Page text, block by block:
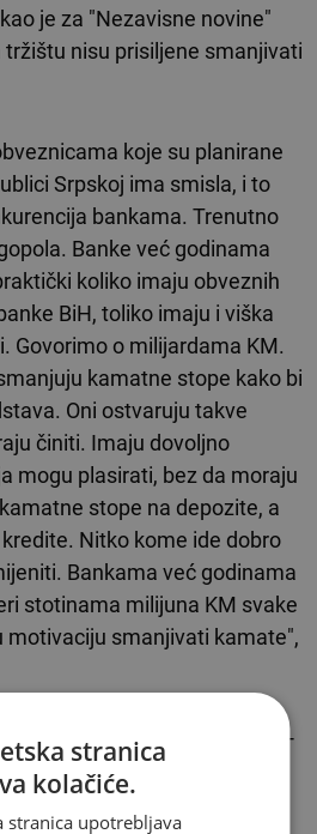
je za "Nezavisne novine"
nisu prisiljene smanjivati
koje su planirane
Srpskoj ima smisla, i to
bankama. Trenutno
Banke već godinama
koliko imaju obveznih
BiH, toliko imaju i viška
Govorimo o milijardama KM.
kamatne stope kako bi
Oni ostvaruju takve
činiti. Imaju dovoljno
mogu plasirati, bez da moraju
stope na depozite, a
Nitko kome ide dobro
Bankama već godinama
stotinama milijuna KM svake
motivaciju smanjivati kamate",
agencije za bankarstvo RS-
učiniti kako bi se situacija
stranica
kolačiće.
stranica upotrebljava